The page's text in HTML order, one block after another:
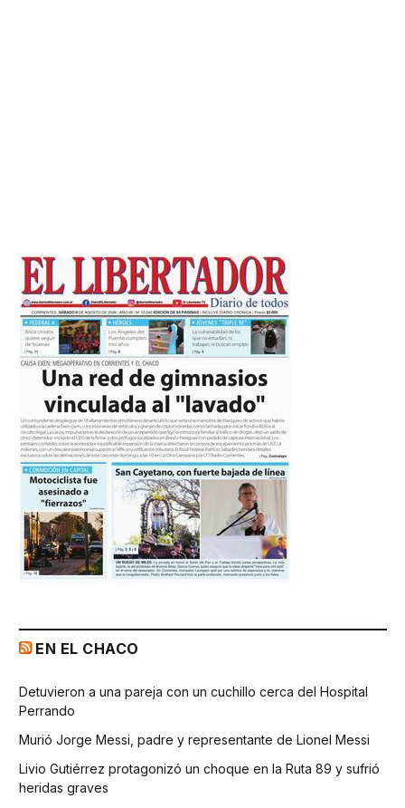
EN EL CHACO
Detuvieron a una pareja con un cuchillo cerca del Hospital
Perrando
Murió Jorge Messi, padre y representante de Lionel Messi
Livio Gutiérrez protagonizó un choque en la Ruta 89 y sufrió
heridas graves